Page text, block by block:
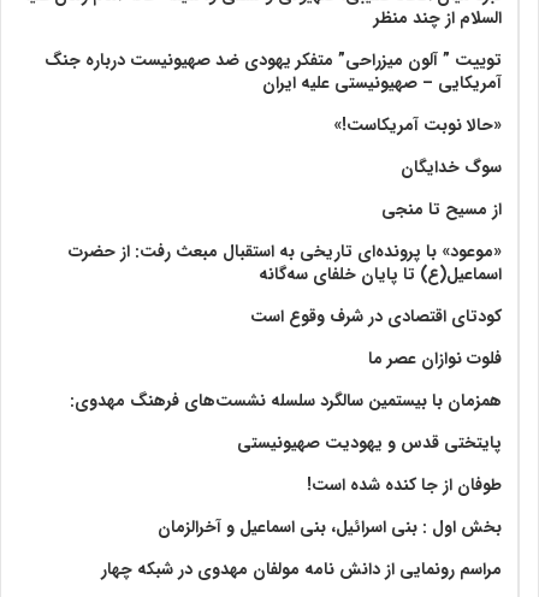
السلام از چند منظر
توییت ” آلون میزراحی” متفکر یهودی ضد صهیونیست درباره جنگ
آمریکایی – صهیونیستی علیه ایران
«حالا نوبت آمریکاست!»
سوگ خدایگان
از مسیح تا منجی
«موعود» با پرونده‌ای تاریخی به استقبال مبعث رفت: از حضرت
اسماعیل(ع) تا پایان خلفای سه‌گانه
کودتای اقتصادی در شرف وقوع است
فلوت نوازان عصر ما
همزمان با بیستمین سالگرد سلسله نشست‌های فرهنگ مهدوی:‌
پایتختی قدس و یهودیت صهیونیستی
طوفان از جا کنده شده است!
بخش اول : بنی اسرائیل، بنی اسماعیل و آخرالزمان
مراسم رونمایی از دانش نامه مولفان مهدوی در شبکه چهار